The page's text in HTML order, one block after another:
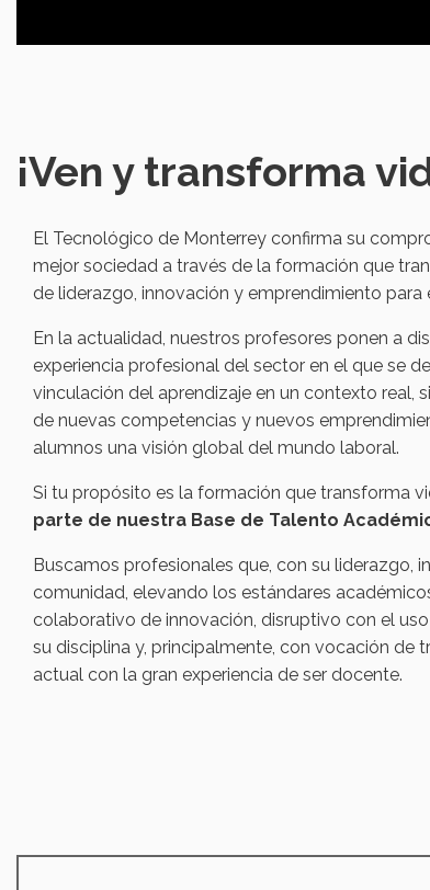
¡Ven y transforma
El Tecnológico de Monterrey confirma su
mejor sociedad a través de la formación que
de liderazgo, innovación y emprendimiento para
En la actualidad, nuestros profesores ponen a
experiencia profesional del sector en el que se
vinculación del aprendizaje en un contexto real,
de nuevas competencias y nuevos
alumnos una visión global del mundo laboral.
Si tu propósito es la formación que transforma
parte de nuestra Base de Talento
Buscamos profesionales que, con su liderazgo,
comunidad, elevando los estándares
colaborativo de innovación, disruptivo con el
su disciplina y, principalmente, con vocación de
actual con la gran experiencia de ser docente.